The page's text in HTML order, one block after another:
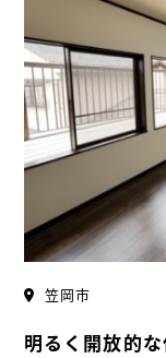
笠岡市
明るく開放的